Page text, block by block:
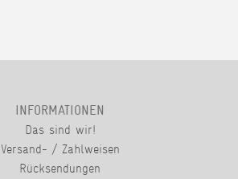
INFORMATIONEN
Das sind wir!
Versand- / Zahlweisen
Rücksendungen